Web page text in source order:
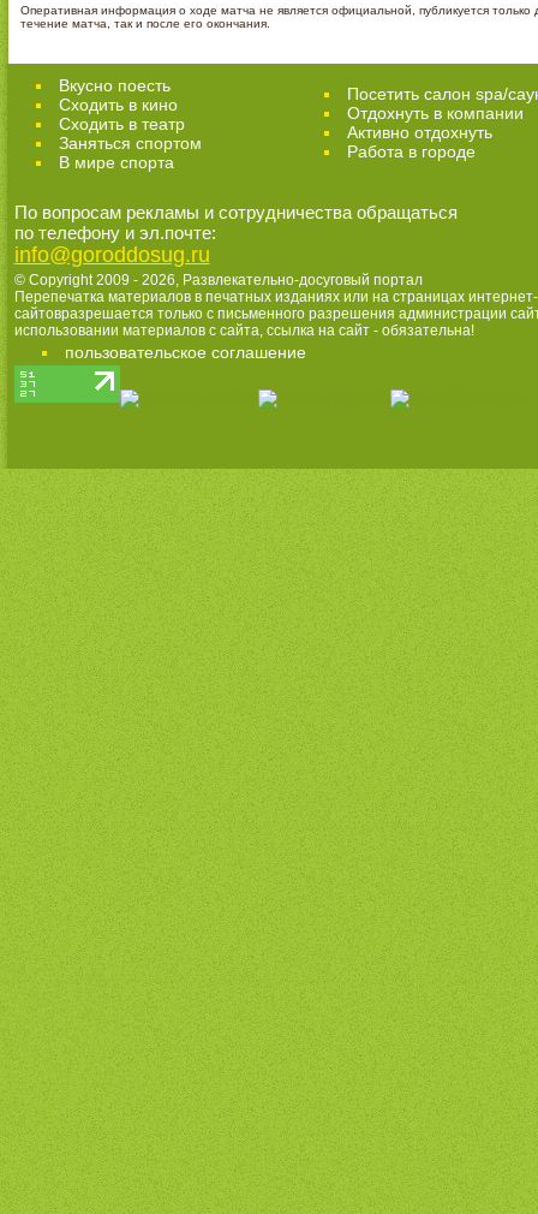
Оперативная информация о ходе матча не является официальной, публикуется только
течение матча, так и после его окончания.
Вкусно поесть
Сходить в кино
Cходить в театр
Заняться спортом
В мире спорта
Посетить салон spa/
Отдохнуть в компании
Активно отдохнуть
Работа в городе
По вопросам рекламы и сотрудничества обращаться
по телефону и эл.почте:
info@goroddosug.ru
© Copyright 2009 - 2026, Развлекательно-досуговый портал
Перепечатка материалов в печатных изданиях или на страницах интернет-
сайтовразрешается только с письменного разрешения администрации
использовании материалов с сайта, ссылка на сайт - обязательна!
пользовательское соглашение